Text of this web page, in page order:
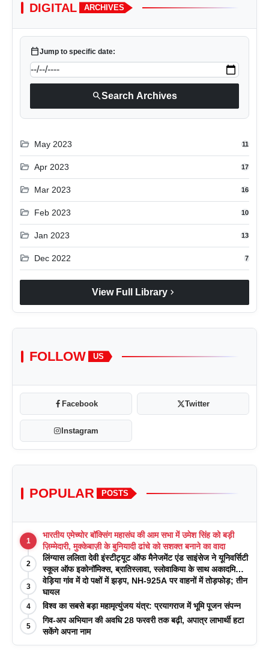
DIGITAL ARCHIVES
calendar_todayJump to specific date:
searchSearch Archives
folder_open May 2023 11
folder_open Apr 2023 17
folder_open Mar 2023 16
folder_open Feb 2023 10
folder_open Jan 2023 13
folder_open Dec 2022 7
View Full Library chevron_right
FOLLOW US
Facebook Twitter
Instagram
POPULAR POSTS
1
भारतीय एमेच्योर बॉक्सिंग महासंघ की आम सभा में उमेश सिंह को बड़ी
ज़िम्मेदारी, मुक्केबाज़ी के बुनियादी ढांचे को सशक्त बनाने का वादा
2
लिंग्यास ललिता देवी इंस्टीट्यूट ऑफ मैनेजमेंट एंड साइंसेज ने यूनिवर्सिटी
स्कूल ऑफ इकोनॉमिक्स, ब्रातिस्लावा, स्लोवाकिया के साथ अकादमिक
पत्रिकाओं में प्रकाशन रणनीतियों पर एक दिवसीय कार्यशाला का
आयोजन किया
3
वेड़िया गांव में दो पक्षों में झड़प, NH-925A पर वाहनों में तोड़फोड़; तीन
घायल
4 विश्व का सबसे बड़ा महामृत्युंजय यंत्र: प्रयागराज में भूमि पूजन संपन्न
5
गिव-अप अभियान की अवधि 28 फरवरी तक बढ़ी, अपात्र लाभार्थी हटा
सकेंगे अपना नाम